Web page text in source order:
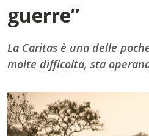
guerre”
La Caritas è una delle
molte difficolta, sta